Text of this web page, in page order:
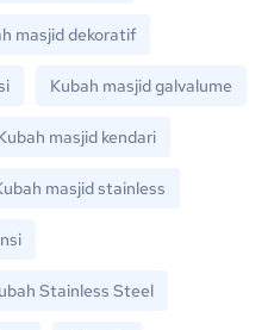
masjid dekoratif
Kubah masjid galvalume
masjid kendari
masjid stainless
Stainless Steel